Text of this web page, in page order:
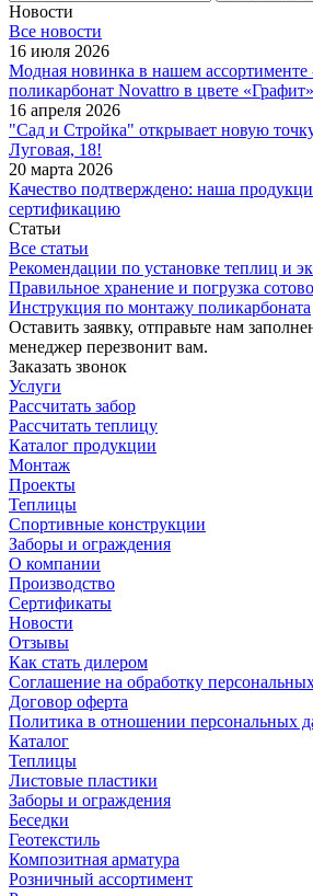
Новости
Все новости
16 июля 2026
Модная новинка в нашем
поликарбонат Novattro в цвете
16 апреля 2026
"Сад и Стройка" открывает новую
Луговая, 18!
20 марта 2026
Качество подтверждено: наша
сертификацию
Статьи
Все статьи
Рекомендации по установке теплиц и
Правильное хранение и погрузка
Инструкция по монтажу поликарбоната
Оставить заявку, отправьте нам
менеджер перезвонит вам.
Заказать звонок
Услуги
Рассчитать забор
Рассчитать теплицу
Каталог продукции
Монтаж
Проекты
Теплицы
Спортивные конструкции
Заборы и ограждения
О компании
Производство
Сертификаты
Новости
Отзывы
Как стать дилером
Соглашение на обработку
Договор оферта
Политика в отношении персональных
Каталог
Теплицы
Листовые пластики
Заборы и ограждения
Беседки
Геотекстиль
Композитная арматура
Розничный ассортимент